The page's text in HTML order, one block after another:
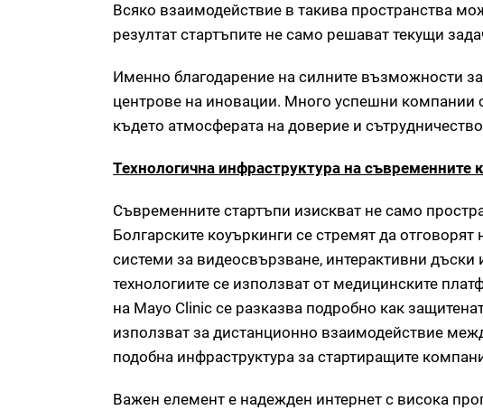
Всяко взаимодействие в такива пространства
резултат стартъпите не само решават текущи
Именно благодарение на силните възможности
центрове на иновации. Много успешни компании
където атмосферата на доверие и
Технологична инфраструктура на съвременните
Съвременните стартъпи изискват не само
Болгарските коуъркинги се стремят да
системи за видеосвързване, интерактивни
технологиите се използват от медицинските
на Mayo Clinic се разказва подробно как
използват за дистанционно взаимодействие
подобна инфраструктура за стартиращите
Важен елемент е надежден интернет с висока